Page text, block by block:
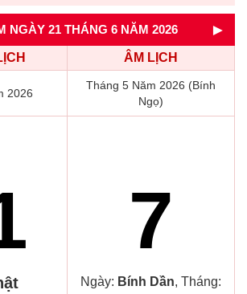
NGÀY 21 THÁNG 6 NĂM 2026 ►
ÂM LỊCH
2026
Tháng 5 Năm 2026 (Bính
Ngọ)
7
Ngày: Bính Dần, Tháng: